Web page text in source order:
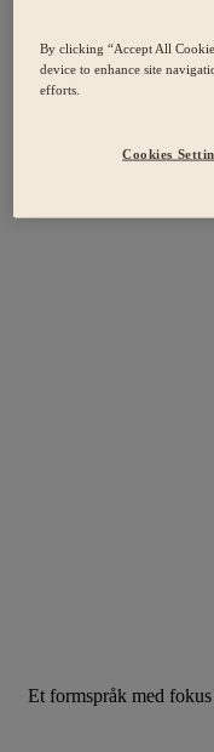
Et formspråk med
By clicking “Accept All
device to enhance site
efforts.
Cookies